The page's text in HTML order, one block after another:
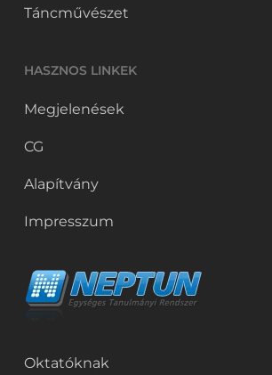
Táncművészet
HASZNOS LINKEK
Megjelenések
CG
Alapítvány
Impresszum
Oktatóknak